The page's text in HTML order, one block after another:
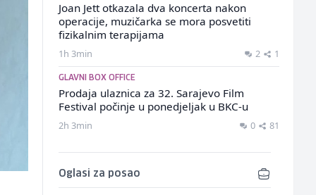
Joan Jett otkazala dva koncerta nakon
operacije, muzičarka se mora posvetiti
fizikalnim terapijama
1h 3min 2 1
GLAVNI BOX OFFICE
Prodaja ulaznica za 32. Sarajevo Film
Festival počinje u ponedjeljak u BKC-u
2h 3min 0 81
Oglasi za posao